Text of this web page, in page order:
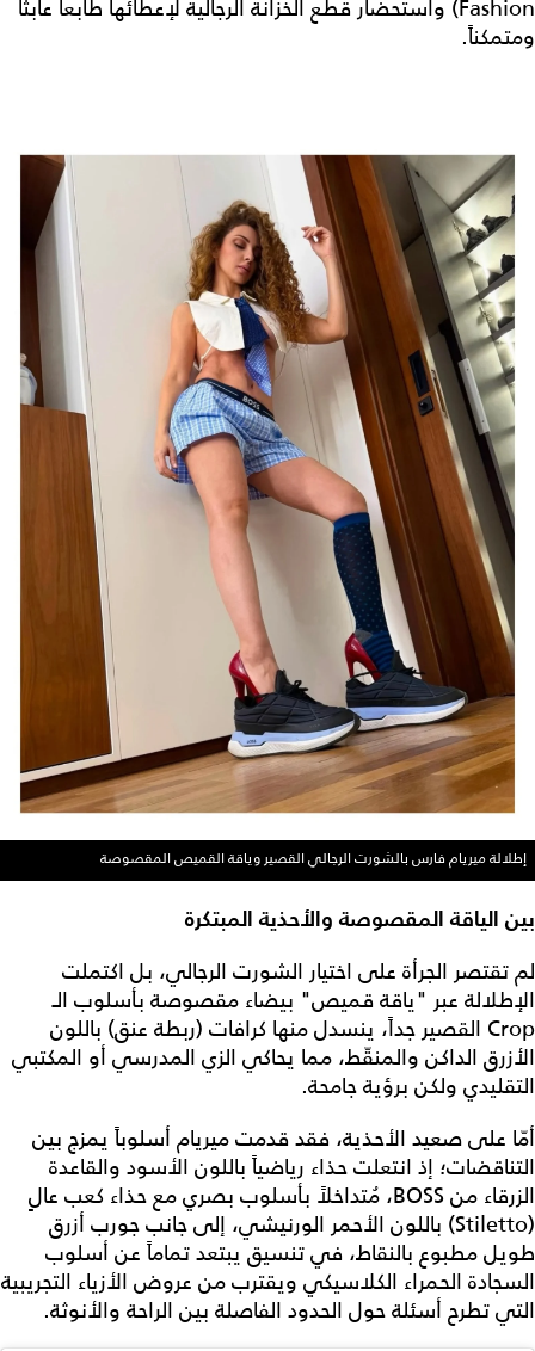
Fashion) واستحضار قطع الخزانة الرجالية لإعطائها طابعاً عابثاً
ومتمكناً.
إطلالة ميريام فارس بالشورت الرجالي القصير وياقة القميص المقصوصة
بين الياقة المقصوصة والأحذية المبتكرة
لم تقتصر الجرأة على اختيار الشورت الرجالي، بل اكتملت
الإطلالة عبر "ياقة قميص" بيضاء مقصوصة بأسلوب الـ
Crop القصير جداً، ينسدل منها كرافات (ربطة عنق) باللون
الأزرق الداكن والمنقّط، مما يحاكي الزي المدرسي أو المكتبي
التقليدي ولكن برؤية جامحة.
أمّا على صعيد الأحذية، فقد قدمت ميريام أسلوباً يمزج بين
التناقضات؛ إذ انتعلت حذاء رياضياً باللون الأسود والقاعدة
الزرقاء من BOSS، مُتداخلاً بأسلوب بصري مع حذاء كعب عالٍ
(Stiletto) باللون الأحمر الورنيشي، إلى جانب جورب أزرق
طويل مطبوع بالنقاط، في تنسيق يبتعد تماماً عن أسلوب
السجادة الحمراء الكلاسيكي ويقترب من عروض الأزياء التجريبية
التي تطرح أسئلة حول الحدود الفاصلة بين الراحة والأنوثة.